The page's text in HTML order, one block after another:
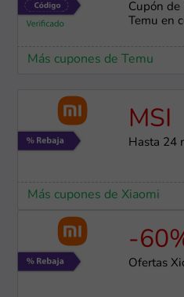
Cupón de
Temu en
Más cupones de Temu
MSI
Hasta 24
Más cupones de Xiaomi
-
Ofertas